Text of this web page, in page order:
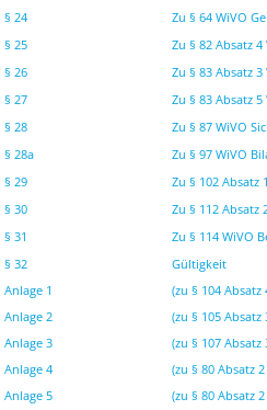
§ 24
Zu § 64 WiVO
§ 25
Zu § 82 Absatz
§ 26
Zu § 83 Absatz
§ 27
Zu § 83 Absatz
§ 28
Zu § 87 WiVO
§ 28a
Zu § 97 WiVO
§ 29
Zu § 102 Absatz
§ 30
Zu § 112 Absatz
§ 31
Zu § 114 WiVO
§ 32
Gültigkeit
Anlage 1
(zu § 104
Anlage 2
(zu § 105
Anlage 3
(zu § 107
Anlage 4
(zu § 80 Absatz
Anlage 5
(zu § 80 Absatz